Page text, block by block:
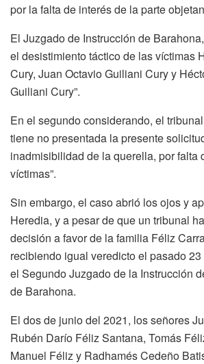
por la falta de interés de la parte
El Juzgado de Instrucción de
el desistimiento táctico de las víctimas
Cury, Juan Octavio Guiliani Cury y
Guiliani Cury”.
En el segundo considerando, el
tiene no presentada la presente
inadmisibilidad de la querella, por falta
víctimas”.
Sin embargo, el caso abrió los ojos y
Heredia, y a pesar de que un tribunal
decisión a favor de la familia Féliz
recibiendo igual veredicto el pasado
el Segundo Juzgado de la Instrucción
de Barahona.
El dos de junio del 2021, los señores
Rubén Darío Féliz Santana, Tomás
Manuel Féliz y Radhamés Cedeño